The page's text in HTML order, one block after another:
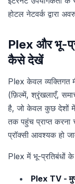
होटल नेटवर्क द्वारा
Plex और भू-
कैसे देखें
Plex केवल व्यक्तिगत
(फ़िल्में, श्रृंखलाएँ,
है, जो केवल कुछ देशों में
तक पहुंच प्राप्त करना
प्रॉक्सी आवश्यक हो
Plex में भू-प्रतिबंधों के
Plex TV -